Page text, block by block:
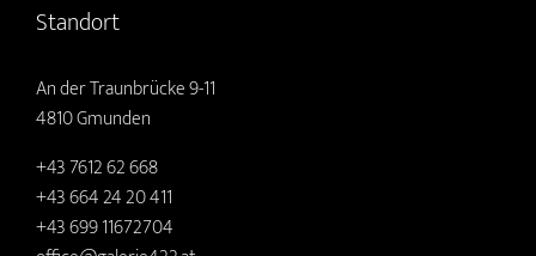
Standort
An der Traunbrücke 9-11
4810 Gmunden
+43 7612 62 668
+43 664 24 20 411
+43 699 11672704